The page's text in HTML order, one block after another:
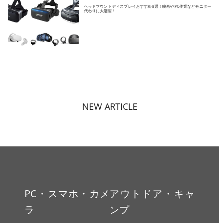
ヘッドマウントディスプレイおすすめ8選！映画やPC作業などモニター
代わりに大活躍！
NEW ARTICLE
PC・スマホ・カメ
ラ
アウトドア・キャ
ンプ